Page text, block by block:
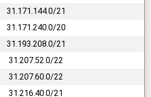
31.171.144.0/21
31.171.240.0/20
31.193.208.0/21
31.207.52.0/22
31.207.60.0/22
31.216.40.0/21